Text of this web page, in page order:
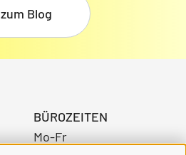
zum Blog
BÜROZEITEN
Mo-Fr